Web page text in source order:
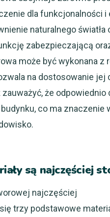
dla funkcjonalności i
naturalnego
zabezpieczającą
może być wykonana z
na dostosowanie
że
co ma
są najczęściej
najczęściej
trzy podstawowe